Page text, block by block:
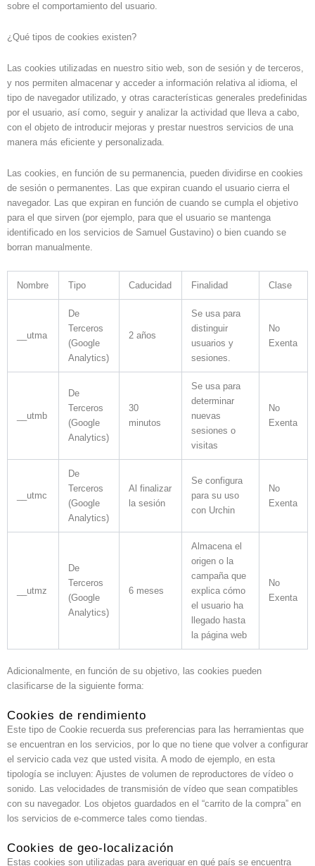
sobre el comportamiento del usuario.
¿Qué tipos de cookies existen?
Las cookies utilizadas en nuestro sitio web, son de sesión y de terceros,
y nos permiten almacenar y acceder a información relativa al idioma, el
tipo de navegador utilizado, y otras características generales predefinidas
por el usuario, así como, seguir y analizar la actividad que lleva a cabo,
con el objeto de introducir mejoras y prestar nuestros servicios de una
manera más eficiente y personalizada.
Las cookies, en función de su permanencia, pueden dividirse en cookies
de sesión o permanentes. Las que expiran cuando el usuario cierra el
navegador. Las que expiran en función de cuando se cumpla el objetivo
para el que sirven (por ejemplo, para que el usuario se mantenga
identificado en los servicios de Samuel Gustavino) o bien cuando se
borran manualmente.
Nombre Tipo Caducidad Finalidad Clase
__utma
De
Terceros
(Google
Analytics)
2 años
Se usa para
distinguir
usuarios y
sesiones.
No
Exenta
__utmb
De
Terceros
(Google
Analytics)
30
minutos
Se usa para
determinar
nuevas
sesiones o
visitas
No
Exenta
__utmc
De
Terceros
(Google
Analytics)
Al finalizar
la sesión
Se configura
para su uso
con Urchin
No
Exenta
__utmz
De
Terceros
(Google
Analytics)
6 meses
Almacena el
origen o la
campaña que
explica cómo
el usuario ha
llegado hasta
la página web
No
Exenta
Adicionalmente, en función de su objetivo, las cookies pueden
clasificarse de la siguiente forma:
Cookies de rendimiento
Este tipo de Cookie recuerda sus preferencias para las herramientas que
se encuentran en los servicios, por lo que no tiene que volver a configurar
el servicio cada vez que usted visita. A modo de ejemplo, en esta
tipología se incluyen: Ajustes de volumen de reproductores de vídeo o
sonido. Las velocidades de transmisión de vídeo que sean compatibles
con su navegador. Los objetos guardados en el “carrito de la compra” en
los servicios de e-commerce tales como tiendas.
Cookies de geo-localización
Estas cookies son utilizadas para averiguar en qué país se encuentra